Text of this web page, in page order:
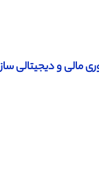
و دیجیتالی سازی